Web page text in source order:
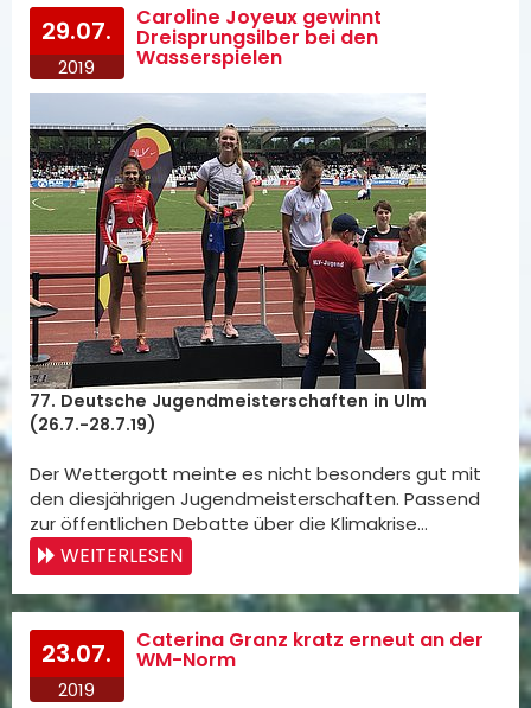
29.07.
2019
Caroline Joyeux gewinnt
Dreisprungsilber bei den
Wasserspielen
77. Deutsche Jugendmeisterschaften in Ulm
(26.7.-28.7.19)
Der Wettergott meinte es nicht besonders gut mit
den diesjährigen Jugendmeisterschaften. Passend
zur öffentlichen Debatte über die Klimakrise…
WEITERLESEN
23.07.
2019
Caterina Granz kratz erneut an der
WM-Norm